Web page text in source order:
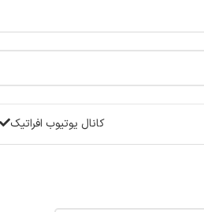
کانال یوتیوب افراتیک